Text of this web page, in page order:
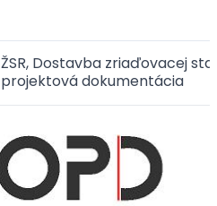
ŽSR, Dostavba zriaďovacej
projektová dokumentácia